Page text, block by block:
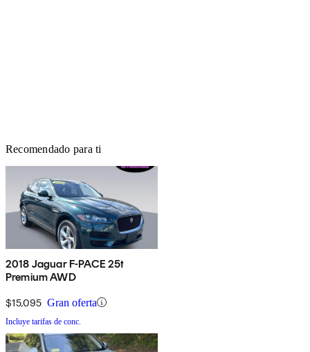
Recomendado para ti
2018 Jaguar F-PACE 25t
Premium AWD
$15,095 Gran oferta
Incluye tarifas de conc.